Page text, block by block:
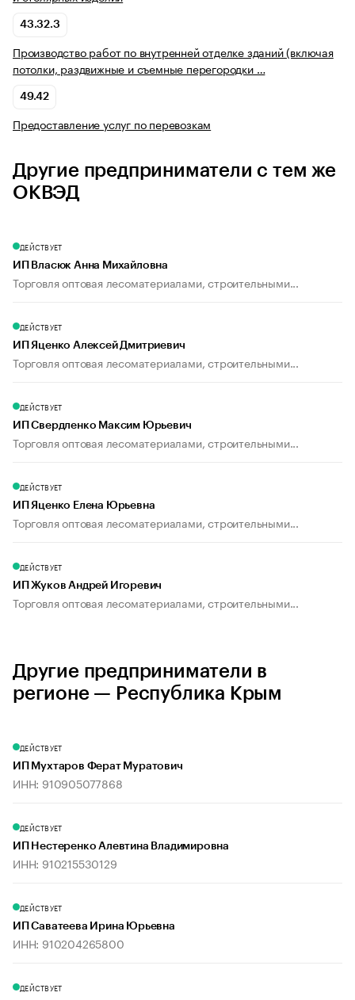
43.32.3
Производство работ по внутренней отделке зданий (включая
потолки, раздвижные и съемные перегородки …
49.42
Предоставление услуг по перевозкам
Другие предприниматели с тем же
ОКВЭД
ДЕЙСТВУЕТ
ИП Власюк Анна Михайловна
Торговля оптовая лесоматериалами, строительными...
ДЕЙСТВУЕТ
ИП Яценко Алексей Дмитриевич
Торговля оптовая лесоматериалами, строительными...
ДЕЙСТВУЕТ
ИП Свердленко Максим Юрьевич
Торговля оптовая лесоматериалами, строительными...
ДЕЙСТВУЕТ
ИП Яценко Елена Юрьевна
Торговля оптовая лесоматериалами, строительными...
ДЕЙСТВУЕТ
ИП Жуков Андрей Игоревич
Торговля оптовая лесоматериалами, строительными...
Другие предприниматели в
регионе — Республика Крым
ДЕЙСТВУЕТ
ИП Мухтаров Ферат Муратович
ИНН: 910905077868
ДЕЙСТВУЕТ
ИП Нестеренко Алевтина Владимировна
ИНН: 910215530129
ДЕЙСТВУЕТ
ИП Саватеева Ирина Юрьевна
ИНН: 910204265800
ДЕЙСТВУЕТ